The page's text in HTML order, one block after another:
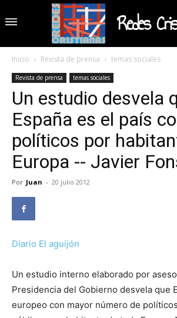
Redes
Inicio Revista de prensa temas sociales
Revista de prensa temas sociales
Un estudio desvela
España es el país
políticos por
Europa -- Javier
Por Juan - 20 julio 2012
Diario El aguijón
Un estudio interno elaborado por
Presidencia del Gobierno desvela que
europeo con mayor número de